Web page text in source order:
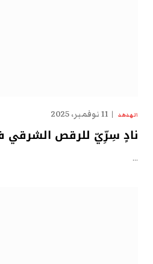
الهدهد 11 نوفمبر، 2025
نادٍ سِرِّيّ للرقص الشرقي
…